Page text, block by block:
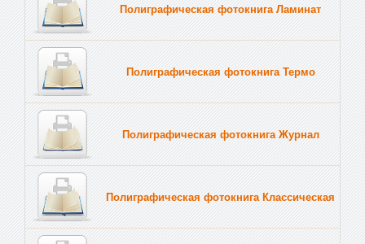
Полиграфическая фотокнига Ламинат
Полиграфическая фотокнига Термо
Полиграфическая фотокнига Журнал
Полиграфическая фотокнига Классическая